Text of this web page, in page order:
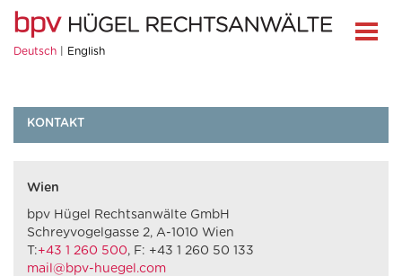
Deutsch English
KONTAKT
Wien
bpv Hügel Rechtsanwälte GmbH
Schreyvogelgasse 2, A-1010 Wien
T:+43 1 260 500, F: +43 1 260 50 133
mail@bpv-huegel.com